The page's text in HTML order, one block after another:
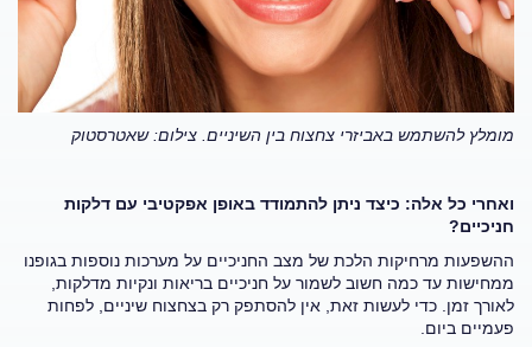
מומלץ להשתמש באביזרי צחצוח בין השיניים. צילום: שאטרסטוק
ואחרי כל אלה: כיצד ניתן להתמודד באופן אפקטיבי עם דלקות
חניכיים?
ההשפעות מרחיקות הלכת של מצב החניכיים על מערכות נוספות בגופנו
ממחישות עד כמה חשוב לשמור על חניכיים בריאות ונקיות מדלקות,
לאורך זמן. כדי לעשות זאת, אין להסתפק רק בצחצוח שיניים, לפחות
פעמיים ביום.